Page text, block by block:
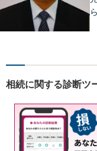
相続に関する診断ツ